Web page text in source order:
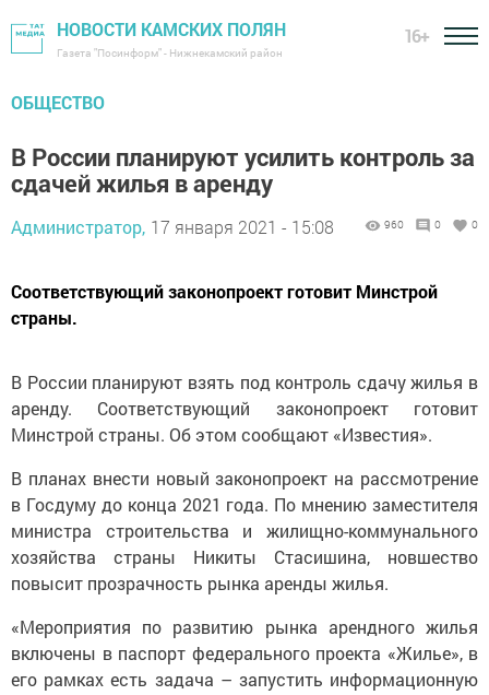
НОВОСТИ КАМСКИХ ПОЛЯН
Газета "Посинформ" - Нижнекамский район
16+
ОБЩЕСТВО
В России планируют усилить контроль за
сдачей жилья в аренду
Администратор, 17 января 2021 - 15:08 960 0 0
Соответствующий законопроект готовит Минстрой
страны.
В России планируют взять под контроль сдачу жилья в
аренду. Соответствующий законопроект готовит
Минстрой страны. Об этом сообщают «Известия».
В планах внести новый законопроект на рассмотрение
в Госдуму до конца 2021 года. По мнению заместителя
министра строительства и жилищно-коммунального
хозяйства страны Никиты Стасишина, новшество
повысит прозрачность рынка аренды жилья.
«Мероприятия по развитию рынка арендного жилья
включены в паспорт федерального проекта «Жилье», в
его рамках есть задача – запустить информационную